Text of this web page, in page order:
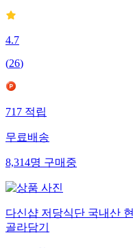
4.7
(26)
717적립
무료배송
8,314명구매중
다신샵 저당식단 국내산
골라담기